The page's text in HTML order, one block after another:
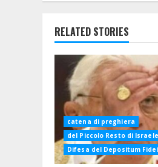
RELATED STORIES
catena di preghiera
del Piccolo Resto di
Difesa del Depositum Fidei